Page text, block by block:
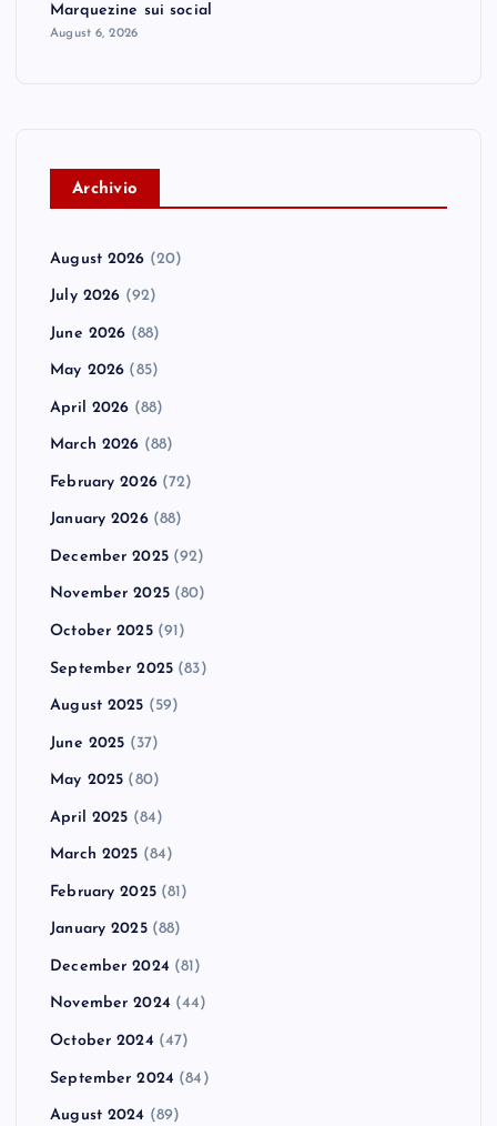
Marquezine sui social
August 6, 2026
Archivio
August 2026 (20)
July 2026 (92)
June 2026 (88)
May 2026 (85)
April 2026 (88)
March 2026 (88)
February 2026(72)
January 2026(88)
December 2025(92)
November 2025(80)
October 2025(91)
September 2025 (83)
August 2025 (59)
June 2025 (37)
May 2025 (80)
April 2025 (84)
March 2025 (84)
February 2025(81)
January 2025(88)
December 2024 (81)
November 2024 (44)
October 2024 (47)
September 2024 (84)
August 2024 (89)